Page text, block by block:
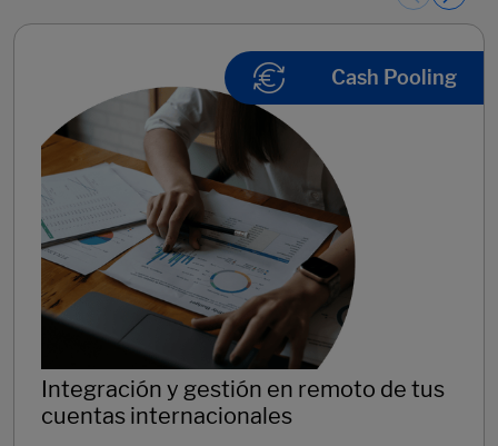
Cash Pooling
Integración y gestión en remoto de tus
cuentas internacionales